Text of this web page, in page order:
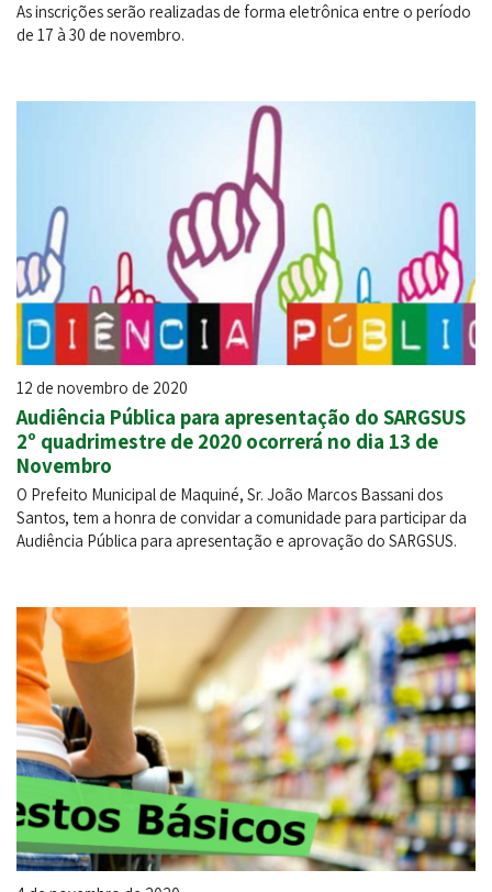
As inscrições serão realizadas de forma eletrônica entre o período
de 17 à 30 de novembro.
12 de novembro de 2020
Audiência Pública para apresentação do SARGSUS
2º quadrimestre de 2020 ocorrerá no dia 13 de
Novembro
O Prefeito Municipal de Maquiné, Sr. João Marcos Bassani dos
Santos, tem a honra de convidar a comunidade para participar da
Audiência Pública para apresentação e aprovação do SARGSUS.